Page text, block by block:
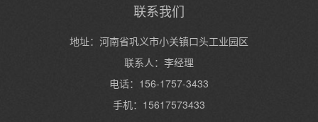
联系我们
地址：河南省巩义市小关镇口头工业园区
联系人：李经理
电话：156-1757-3433
手机：15617573433